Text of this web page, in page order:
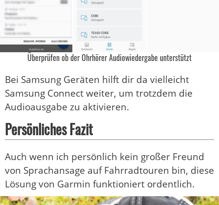
Überprüfen ob der Ohrhörer Audiowiedergabe unterstützt
Bei Samsung Geräten hilft dir da vielleicht
Samsung Connect weiter, um trotzdem die
Audioausgabe zu aktivieren.
Persönliches Fazit
Auch wenn ich persönlich kein großer Freund
von Sprachansage auf Fahrradtouren bin, diese
Lösung von Garmin funktioniert ordentlich.